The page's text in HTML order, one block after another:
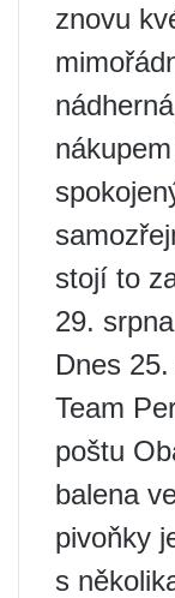
znovu
stojí to
29.
Dnes
Team
poštu
balena
pivoňky
s